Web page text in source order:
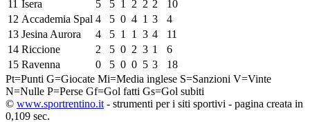
11 Isera 5 5 1 2 2 2
10
12 Accademia Spal 4 5 0 4 1 3
4
13 Jesina Aurora 4 5 1 1 3 4
11
14 Riccione 2 5 0 2 3 1
6
15 Ravenna 0 5 0 0 5 3
18
Pt=Punti G=Giocate Mi=Media inglese S=Sanzioni V=Vinte
N=Nulle P=Perse Gf=Gol fatti Gs=Gol subiti
© www.sportrentino.it - strumenti per i siti sportivi - pagina creata in
0,109 sec.